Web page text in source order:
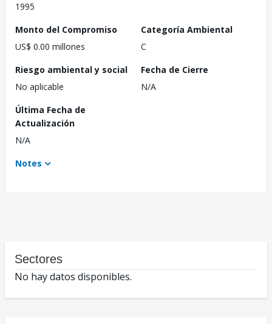
1995
Monto del Compromiso
US$ 0.00 millones
Categoría Ambiental
C
Riesgo ambiental y social
No aplicable
Fecha de Cierre
N/A
Última Fecha de
Actualización
N/A
Notes
Sectores
No hay datos disponibles.